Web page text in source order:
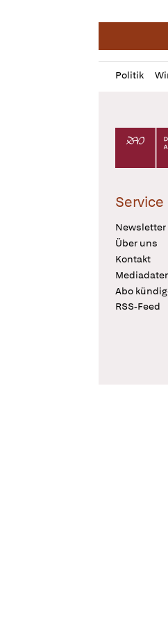
Politik
Profil
öffnen
Daz
Pur
Service
Newsletter
Über uns
Kontakt
Abo
RSS-Feed